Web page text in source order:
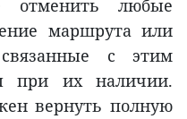
отменить любые
маршрута или
с этим
при их наличии.
вернуть полную